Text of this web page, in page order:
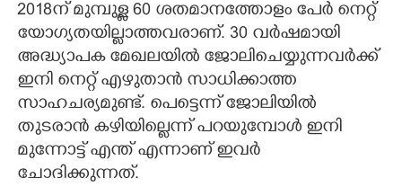
2018ന് മുമ്പുള്ള 60 ശതമാനത്തോളം പേർ നെറ്റ്
യോഗ്യതയില്ലാത്തവരാണ്. 30 വർഷമായി
അദ്ധ്യാപക മേഖലയിൽ ജോലിചെയ്യുന്നവർക്ക്
ഇനി നെറ്റ് എഴുതാൻ സാധിക്കാത്ത
സാഹചര്യമുണ്ട്. പെട്ടെന്ന് ജോലിയിൽ
തുടരാൻ കഴിയില്ലെന്ന് പറയുമ്പോൾ ഇനി
മുന്നോട്ട് എന്ത് എന്നാണ് ഇവർ
ചോദിക്കുന്നത്.